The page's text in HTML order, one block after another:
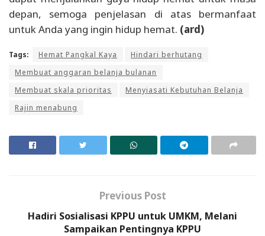
depan, semoga penjelasan di atas bermanfaat
untuk Anda yang ingin hidup hemat. (ard)
Tags: Hemat Pangkal Kaya
Hindari berhutang
Membuat anggaran belanja bulanan
Membuat skala prioritas
Menyiasati Kebutuhan Belanja
Rajin menabung
Previous Post
Hadiri Sosialisasi KPPU untuk UMKM, Melani
Sampaikan Pentingnya KPPU